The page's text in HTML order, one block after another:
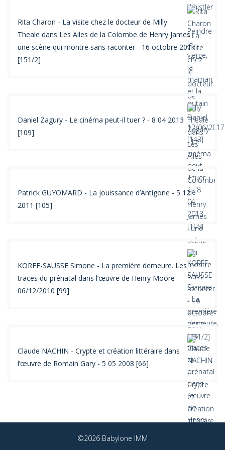
Rita Charon - La visite chez le docteur de Milly
Theale dans Les Ailes de la Colombe de Henry James :
une scène qui montre sans raconter - 16 octobre 2017
[151/2]
Daniel Zagury - Le cinéma peut-il tuer ? - 8 04 2013
[109]
Patrick GUYOMARD - La jouissance d’Antigone - 5 12
2011 [105]
KORFF-SAUSSE Simone - La première demeure. Les
traces du prénatal dans l’œuvre de Henry Moore -
06/12/2010 [99]
Claude NACHIN - Crypte et création littéraire dans
l’œuvre de Romain Gary - 5 05 2008 [66]
©2026 Babylone IMM